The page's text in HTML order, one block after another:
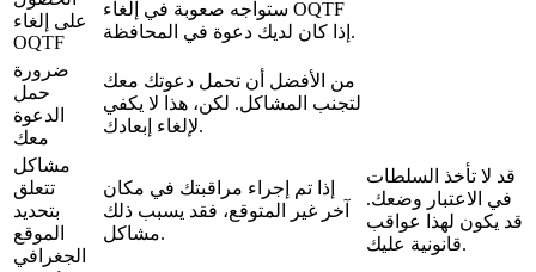
على إلغاء
OQTF
ستواجه صعوبة في إلغاء OQTF
إذا كان لديك دعوة في المحافظة.
ضرورة
حمل
الدعوة
معك
من الأفضل أن تحمل دعوتك معك
لتجنب المشاكل. لكن، هذا لا يكفي
لإلغاء إبعادك.
مشاكل
تتعلق
بتحديد
الموقع
الجغرافي
إذا تم إجراء مراقبتك في مكان
آخر غير المتوقع، فقد يسبب ذلك
مشاكل.
قد لا تأخذ السلطات
في الاعتبار وضعك.
قد يكون لهذا عواقب
قانونية عليك.